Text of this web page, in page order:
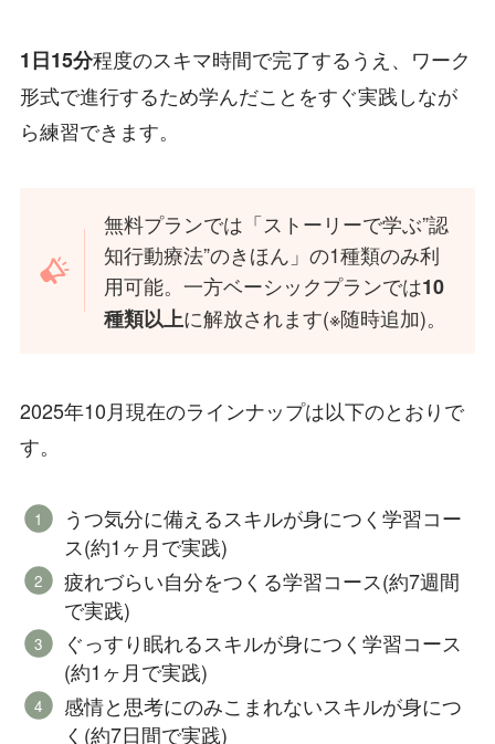
1日15分程度のスキマ時間で完了するうえ、ワーク
形式で進行するため学んだことをすぐ実践しなが
ら練習できます。
無料プランでは「ストーリーで学ぶ”認
知行動療法”のきほん」の1種類のみ利
用可能。一方ベーシックプランでは10
種類以上に解放されます(※随時追加)。
2025年10月現在のラインナップは以下のとおりで
す。
うつ気分に備えるスキルが身につく学習コー
ス(約1ヶ月で実践)
疲れづらい自分をつくる学習コース(約7週間
で実践)
ぐっすり眠れるスキルが身につく学習コース
(約1ヶ月で実践)
感情と思考にのみこまれないスキルが身につ
く(約7日間で実践)